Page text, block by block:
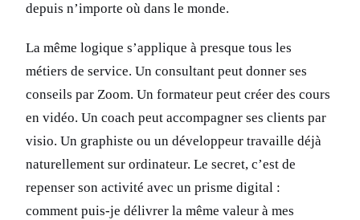
depuis n’importe où dans le monde.
La même logique s’applique à presque tous les
métiers de service. Un consultant peut donner ses
conseils par Zoom. Un formateur peut créer des cours
en vidéo. Un coach peut accompagner ses clients par
visio. Un graphiste ou un développeur travaille déjà
naturellement sur ordinateur. Le secret, c’est de
repenser son activité avec un prisme digital :
comment puis-je délivrer la même valeur à mes